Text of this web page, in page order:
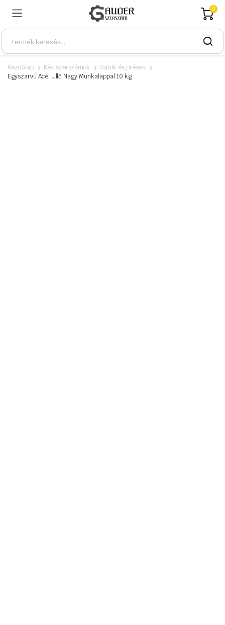
0
Kezdőlap Kéziszerszámok
Satuk és prések
Egyszarvú Acél Üllő Nagy Munkalappal 10 kg